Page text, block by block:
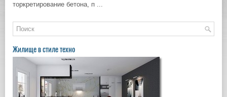
торкретирование бетона, п ...
Жилище в стиле техно